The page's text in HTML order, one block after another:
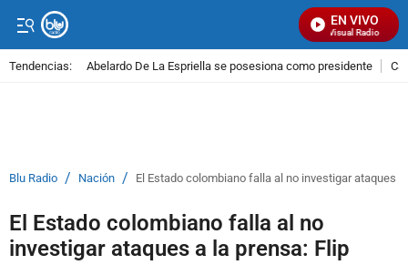
EN VIVO
Señal Visual Radio
Tendencias: Abelardo De La Espriella se posesiona como presidente
Blu Radio / Nación / El Estado colombiano falla al no investigar ataques a
El Estado colombiano falla al no
investigar ataques a la prensa: Flip